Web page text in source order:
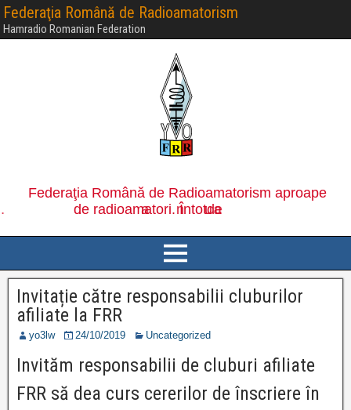
Federaţia Română de Radioamatorism
Hamradio Romanian Federation
Invitație către responsabilii cluburilor
afiliate la FRR
yo3lw 24/10/2019 Uncategorized
Invităm responsabilii de cluburi afiliate
FRR să dea curs cererilor de înscriere în